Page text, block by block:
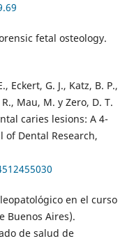
fetal osteology.
Eckert, G. J., Katz, B. P.,
Mau, M. y Zero, D. T.
caries lesions: A 4-
of Dental Research,
en el curso
Buenos Aires).
de salud de